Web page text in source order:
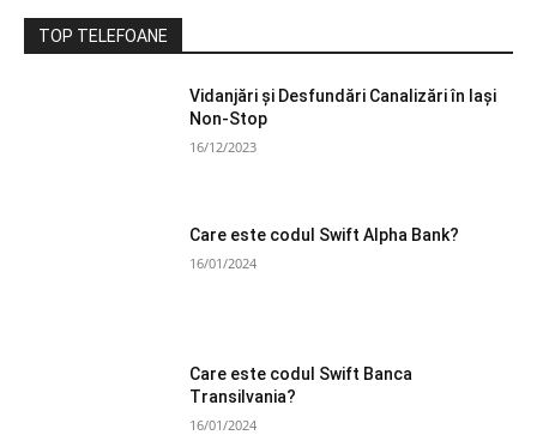
TOP TELEFOANE
Vidanjări și Desfundări Canalizări în Iași
Non-Stop
16/12/2023
Care este codul Swift Alpha Bank?
16/01/2024
Care este codul Swift Banca
Transilvania?
16/01/2024